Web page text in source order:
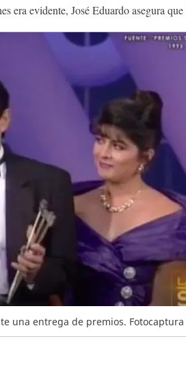
era evidente, José Eduardo asegura
una entrega de premios. Fotocaptura